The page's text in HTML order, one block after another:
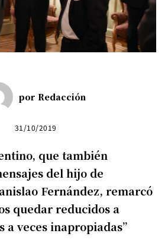
por Redacción
31/10/2019
que también
del hijo de
Fernández, remarcó
quedar reducidos a
a veces inapropiadas”